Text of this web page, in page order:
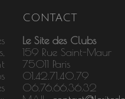
CONTACT
Le Site des Clubs
159 Rue Saint-Maur
75011 Paris
01.42.71.40.79
06.76.66.36.32